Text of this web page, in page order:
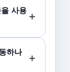
사용
하나